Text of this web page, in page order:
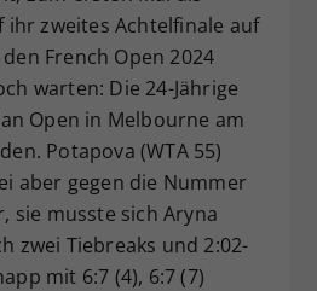
ihr zweites Achtelfinale auf
French Open 2024
warten: Die 24-Jährige
Open in Melbourne am
Potapova (WTA 55)
aber gegen die Nummer
sie musste sich Aryna
zwei Tiebreaks und 2:02-
mit 6:7 (4), 6:7 (7)
speichert Ihre Consent-
Unter anderem eine
generierte ID, für die
Speicherung Ihrer
Einstellungen, falls der
Betreiber dies eingestellt